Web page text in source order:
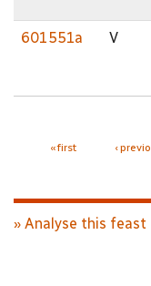
601551a V
Pages
« first ‹
» Analyse this feast